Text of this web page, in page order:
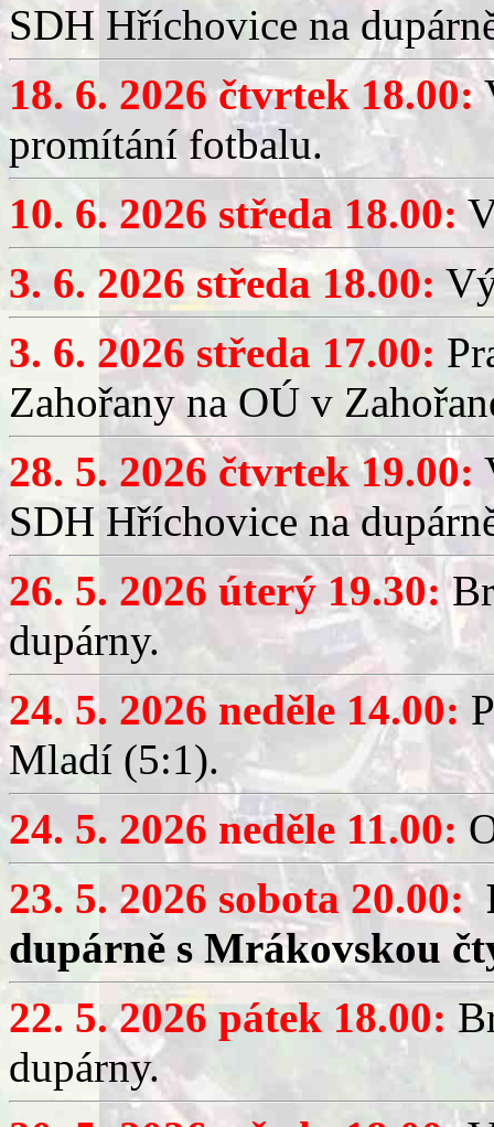
SDH Hříchovice na
18. 6. 2026 čtvrtek 18.00:
promítání fotbalu.
10. 6. 2026 středa 18.00:
3. 6. 2026 středa 18.00:
3. 6. 2026 středa 17.00:
Zahořany na OÚ v
28. 5. 2026 čtvrtek 19.00:
SDH Hříchovice na
26. 5. 2026 úterý 19.30:
dupárny.
24. 5. 2026 neděle 14.00:
Mladí (5:1).
24. 5. 2026 neděle 11.00:
23. 5. 2026 sobota 20.00:
dupárně s Mrákovskou
22. 5. 2026 pátek 18.00:
dupárny.